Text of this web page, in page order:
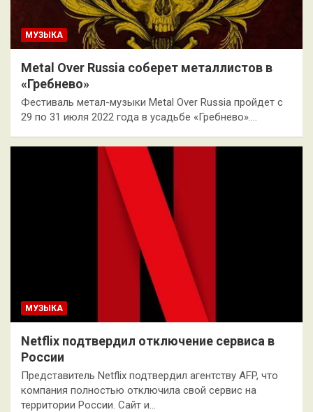
МУЗЫКА
Metal Over Russia соберет металлистов в
«Гребнево»
Фестиваль метал-музыки Metal Over Russia пройдет с
29 по 31 июля 2022 года в усадьбе «Гребнево».…
МУЗЫКА
Netflix подтвердил отключение сервиса в
России
Представитель Netflix подтвердил агентству AFP, что
компания полностью отключила свой сервис на
территории России. Сайт и…